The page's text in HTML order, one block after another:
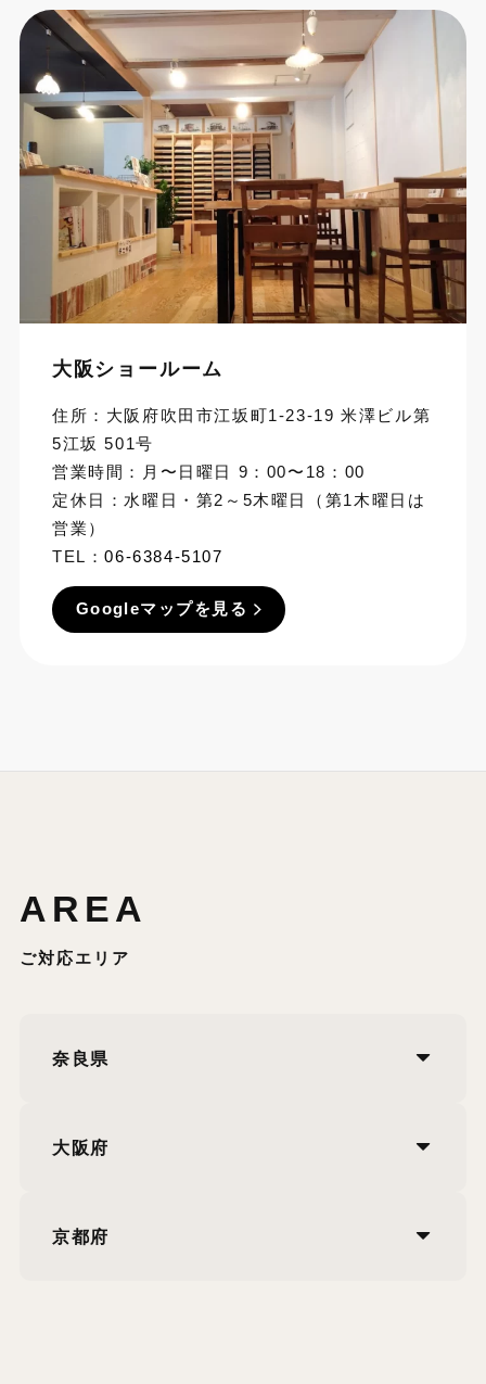
大阪ショールーム
住所：大阪府吹田市江坂町1-23-19 米澤ビル第
5江坂 501号
営業時間：月〜日曜日 9：00〜18：00
定休日：水曜日・第2～5木曜日（第1木曜日は
営業）
TEL：06-6384-5107
Googleマップを見る
AREA
ご対応エリア
奈良県
大阪府
京都府